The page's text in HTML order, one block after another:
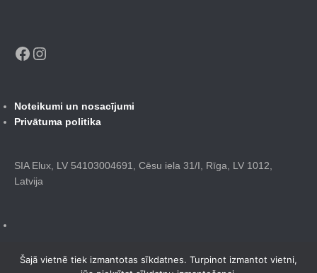
Facebook
Noteikumi un nosacījumi
Privātuma politika
SIA Elux, LV 54103004691, Cēsu iela 31/I, Rīga, LV 1012,
Latvija
Šajā vietnē tiek izmantotas sīkdatnes. Turpinot izmantot vietni,